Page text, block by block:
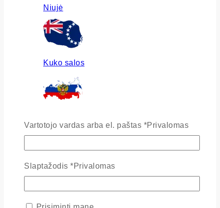
Niujė
Kuko salos
Vartotojo vardas arba el. paštas *Privalomas
Slaptažodis *Privalomas